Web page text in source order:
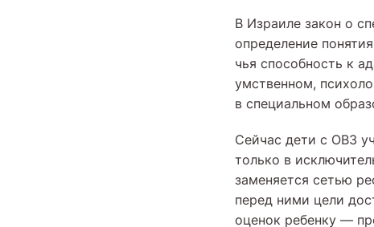
В Израиле закон о
определение
чья способность к
умственном,
в специальном
Сейчас дети с ОВЗ
только в
заменяется сетью
перед ними цели
оценок ребенку —